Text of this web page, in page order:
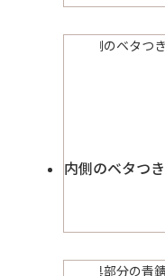
内側のベタつき